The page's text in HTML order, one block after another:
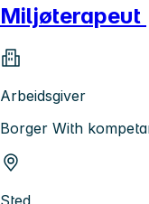
Miljøterapeut
Arbeidsgiver
Borger With
Sted